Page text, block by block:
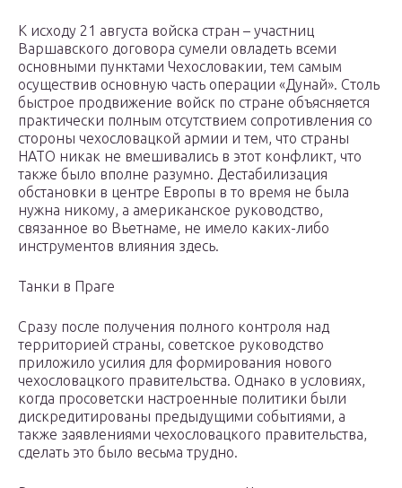
К исходу 21 августа войска стран – участниц
Варшавского договора сумели овладеть всеми
основными пунктами Чехословакии, тем самым
осуществив основную часть операции «Дунай». Столь
быстрое продвижение войск по стране объясняется
практически полным отсутствием сопротивления со
стороны чехословацкой армии и тем, что страны
НАТО никак не вмешивались в этот конфликт, что
также было вполне разумно. Дестабилизация
обстановки в центре Европы в то время не была
нужна никому, а американское руководство,
связанное во Вьетнаме, не имело каких-либо
инструментов влияния здесь.
Танки в Праге
Сразу после получения полного контроля над
территорией страны, советское руководство
приложило усилия для формирования нового
чехословацкого правительства. Однако в условиях,
когда просоветски настроенные политики были
дискредитированы предыдущими событиями, а
также заявлениями чехословацкого правительства,
сделать это было весьма трудно.